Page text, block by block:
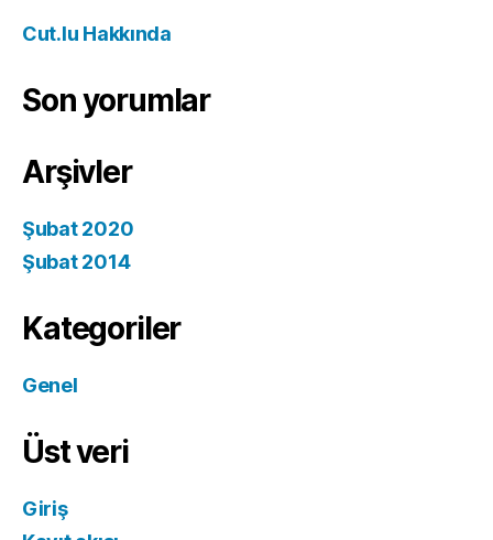
Cut.lu Hakkında
Son yorumlar
Arşivler
Şubat 2020
Şubat 2014
Kategoriler
Genel
Üst veri
Giriş